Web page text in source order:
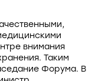
внимания
Таким
Форума. В